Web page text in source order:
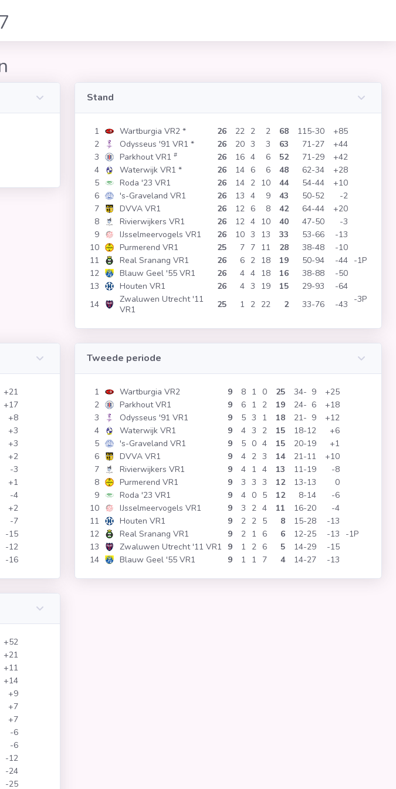
Stand
1 Wartburgia VR2 * 26 22 2 2 68 115 30
+85
2
Odysseus '91 VR1 * 26 20 3 3 63 71 27
+44
3
Parkhout VR1 # 26 16 4 6 52 71 29
+42
4
Waterwijk VR1 * 26 14 6 6 48 62 34
+28
5
Roda '23 VR1 26 14 2 10 44 54 44
+10
6
's-Graveland VR1 26 13 4 9 43 50 52
-2
7
DVVA VR1 26 12 6 8 42 64 44
+20
8
Rivierwijkers VR1 26 12 4 10 40 47 50
-3
9
IJsselmeervogels VR1 26 10 3 13 33 53 66
-13
10
Purmerend VR1 25 7 7 11 28 38 48
-10
11
Real Sranang VR1 26 6 2 18 19 50 94 -44 -1P
12
Blauw Geel '55 VR1 26 4 4 18 16 38 88
-50
13
Houten VR1 26 4 3 19 15 29 93
-64
14
Zwaluwen Utrecht '11
VR1
25 1 2 22 2 33 76 -43 -3P
+21
+17
+8
+3
+3
+2
-3
+1
-4
+2
-7
-15
-12
-16
Tweede periode
1 Wartburgia VR2 9 8 1 0 25 34 9
+25
2
Parkhout VR1 9 6 1 2 19 24 6
+18
3
Odysseus '91 VR1 9 5 3 1 18 21 9
+12
4
Waterwijk VR1 9 4 3 2 15 18 12
+6
5
's-Graveland VR1 9 5 0 4 15 20 19
+1
6
DVVA VR1 9 4 2 3 14 21 11
+10
7
Rivierwijkers VR1 9 4 1 4 13 11 19
-8
8
Purmerend VR1 9 3 3 3 12 13 13
0
9
Roda '23 VR1 9 4 0 5 12 8 14
-6
10
IJsselmeervogels VR1 9 3 2 4 11 16 20
-4
11
Houten VR1 9 2 2 5 8 15 28
-13
12
Real Sranang VR1 9 2 1 6 6 12 25 -13
-1P
13
Zwaluwen Utrecht '11 VR1 9 1 2 6 5 14 29
-15
14
Blauw Geel '55 VR1 9 1 1 7 4 14 27 -13
+52
+21
+11
+14
+9
+7
+7
-6
-6
-12
-24
-25